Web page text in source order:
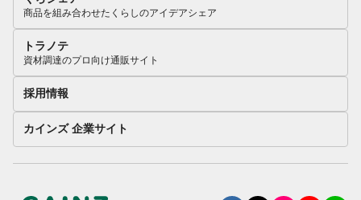
商品を組み合わせたくらしのアイデアシェア
トラノテ
資材調達のプロ向け通販サイト
採用情報
カインズ 企業サイト